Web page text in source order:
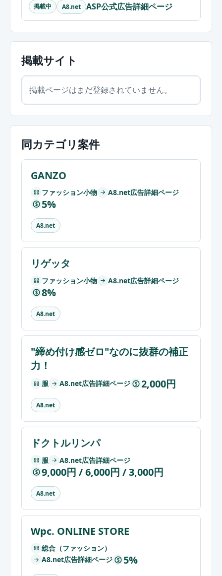
掲載中 A8.net ASP公式広告詳細ページ
掲載サイト
掲載ページはまだ登録されていません。
同カテゴリ案件
GANZO
ファッション小物 A8.net広告詳細ページ
$ 5%
A8.net
リゲッタ
ファッション小物 A8.net広告詳細ページ
$ 8%
A8.net
"締め付け感ゼロ"なのに抜群の補正
力！
服 A8.net広告詳細ページ $ 2,000円
A8.net
ドクトルリンパ
服 A8.net広告詳細ページ
$ 9,000円 / 6,000円 / 3,000円
A8.net
Wpc. ONLINE STORE
総合（ファッション）
A8.net広告詳細ページ
$ 5%